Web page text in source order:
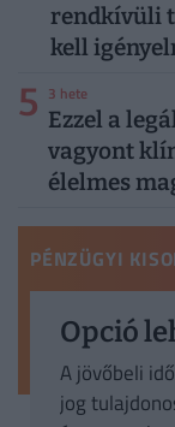
rendkívüli
kell
5 3 hete
Ezzel a
vagyont
élelmes
PÉNZÜGYI
Opció
A jövőbeli
jog